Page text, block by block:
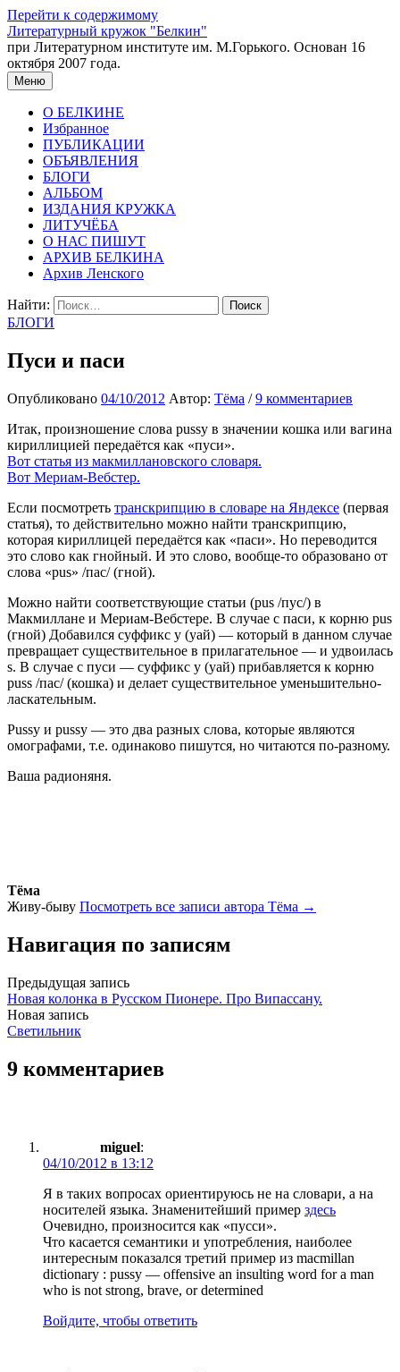
Перейти к содержимому
Литературный кружок "Белкин"
при Литературном институте им. М.Горького. Основан 16
октября 2007 года.
Меню
О БЕЛКИНЕ
Избранное
ПУБЛИКАЦИИ
ОБЪЯВЛЕНИЯ
БЛОГИ
АЛЬБОМ
ИЗДАНИЯ КРУЖКА
ЛИТУЧЁБА
О НАС ПИШУТ
АРХИВ БЕЛКИНА
Архив Ленского
Найти:
БЛОГИ
Пуси и паси
Опубликовано 04/10/2012 Автор: Тёма /9 комментариев
Итак, произношение слова pussy в значении кошка или вагина
кириллицией передаётся как «пуси».
Вот статья из макмиллановского словаря.
Вот Мериам-Вебстер.
Если посмотреть транскрипцию в словаре на Яндексе (первая
статья), то действительно можно найти транскрипцию,
которая кириллицей передаётся как «паси». Но переводится
это слово как гнойный. И это слово, вообще-то образовано от
слова «pus» /пас/ (гной).
Можно найти соответствующие статьи (pus /пус/) в
Макмиллане и Мериам-Вебстере. В случае с паси, к корню pus
(гной) Добавился суффикс y (уай) — который в данном случае
превращает существительное в прилагательное — и удвоилась
s. В случае с пуси — суффикс y (уай) прибавляется к корню
puss /пас/ (кошка) и делает существительное уменьшительно-
ласкательным.
Pussy и pussy — это два разных слова, которые являются
омографами, т.е. одинаково пишутся, но читаются по-разному.
Ваша радионяня.
Тёма
Живу-быву Посмотреть все записи автора Тёма →
Навигация по записям
Предыдущая запись
Новая колонка в Русском Пионере. Про Випассану.
Новая запись
Светильник
9 комментариев
miguel:
04/10/2012 в 13:12
Я в таких вопросах ориентируюсь не на словари, а на
носителей языка. Знаменитейший пример здесь
Очевидно, произносится как «пусси».
Что касается семантики и употребления, наиболее
интересным показался третий пример из macmillan
dictionary : pussy — offensive an insulting word for a man
who is not strong, brave, or determined
Войдите, чтобы ответить